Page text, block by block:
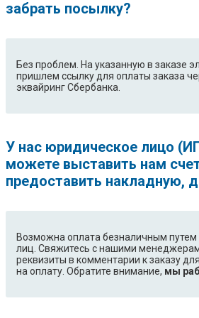
забрать посылку?
Без проблем. На указанную в заказе
пришлем ссылку для оплаты заказа
эквайринг Сбербанка.
У нас юридическое лицо
можете выставить нам
предоставить накладную,
Возможна оплата безналичным
лиц. Свяжитесь с нашими
реквизиты в комментарии к заказу
на оплату. Обратите внимание, мы